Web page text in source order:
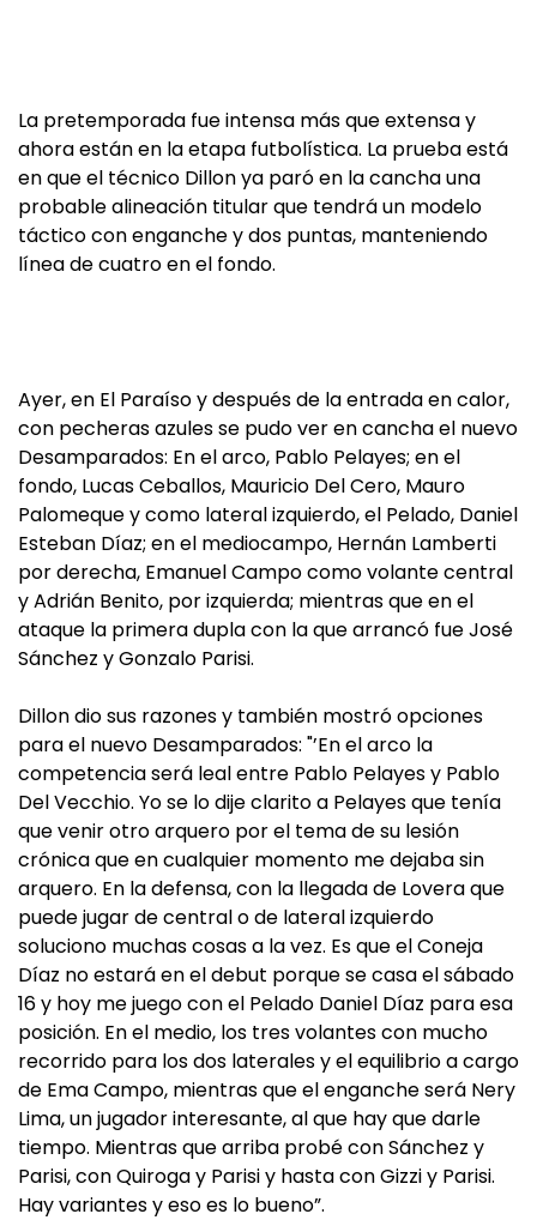
La pretemporada fue intensa más que extensa y
ahora están en la etapa futbolística. La prueba está
en que el técnico Dillon ya paró en la cancha una
probable alineación titular que tendrá un modelo
táctico con enganche y dos puntas, manteniendo
línea de cuatro en el fondo.
Ayer, en El Paraíso y después de la entrada en calor,
con pecheras azules se pudo ver en cancha el nuevo
Desamparados: En el arco, Pablo Pelayes; en el
fondo, Lucas Ceballos, Mauricio Del Cero, Mauro
Palomeque y como lateral izquierdo, el Pelado, Daniel
Esteban Díaz; en el mediocampo, Hernán Lamberti
por derecha, Emanuel Campo como volante central
y Adrián Benito, por izquierda; mientras que en el
ataque la primera dupla con la que arrancó fue José
Sánchez y Gonzalo Parisi.
Dillon dio sus razones y también mostró opciones
para el nuevo Desamparados: "’En el arco la
competencia será leal entre Pablo Pelayes y Pablo
Del Vecchio. Yo se lo dije clarito a Pelayes que tenía
que venir otro arquero por el tema de su lesión
crónica que en cualquier momento me dejaba sin
arquero. En la defensa, con la llegada de Lovera que
puede jugar de central o de lateral izquierdo
soluciono muchas cosas a la vez. Es que el Coneja
Díaz no estará en el debut porque se casa el sábado
16 y hoy me juego con el Pelado Daniel Díaz para esa
posición. En el medio, los tres volantes con mucho
recorrido para los dos laterales y el equilibrio a cargo
de Ema Campo, mientras que el enganche será Nery
Lima, un jugador interesante, al que hay que darle
tiempo. Mientras que arriba probé con Sánchez y
Parisi, con Quiroga y Parisi y hasta con Gizzi y Parisi.
Hay variantes y eso es lo bueno”.